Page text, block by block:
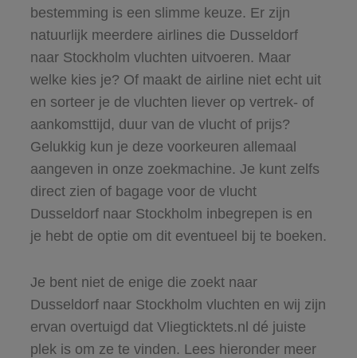
bestemming is een slimme keuze. Er zijn
natuurlijk meerdere airlines die Dusseldorf
naar Stockholm vluchten uitvoeren. Maar
welke kies je? Of maakt de airline niet echt uit
en sorteer je de vluchten liever op vertrek- of
aankomsttijd, duur van de vlucht of prijs?
Gelukkig kun je deze voorkeuren allemaal
aangeven in onze zoekmachine. Je kunt zelfs
direct zien of bagage voor de vlucht
Dusseldorf naar Stockholm inbegrepen is en
je hebt de optie om dit eventueel bij te boeken.
Je bent niet de enige die zoekt naar
Dusseldorf naar Stockholm vluchten en wij zijn
ervan overtuigd dat Vliegticktets.nl dé juiste
plek is om ze te vinden. Lees hieronder meer